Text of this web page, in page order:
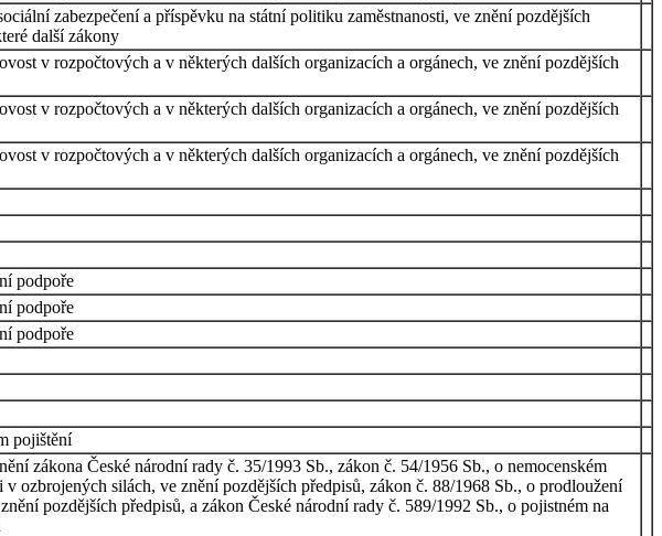
zabezpečení a příspěvku na státní politiku zaměstnanosti, ve znění pozdějších
další zákony
v rozpočtových a v některých dalších organizacích a orgánech, ve znění pozdějších
v rozpočtových a v některých dalších organizacích a orgánech, ve znění pozdějších
v rozpočtových a v některých dalších organizacích a orgánech, ve znění pozdějších
podpoře
podpoře
podpoře
pojištění
zákona České národní rady č. 35/1993 Sb., zákon č. 54/1956 Sb., o nemocenském
ozbrojených silách, ve znění pozdějších předpisů, zákon č. 88/1968 Sb., o prodloužení
pozdějších předpisů, a zákon České národní rady č. 589/1992 Sb., o pojistném na